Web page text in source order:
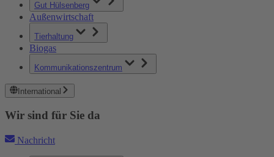
Gut Hülsenberg
Außenwirtschaft
Tierhaltung
Biogas
Kommunikationszentrum
International
Wir sind für Sie da
Nachricht